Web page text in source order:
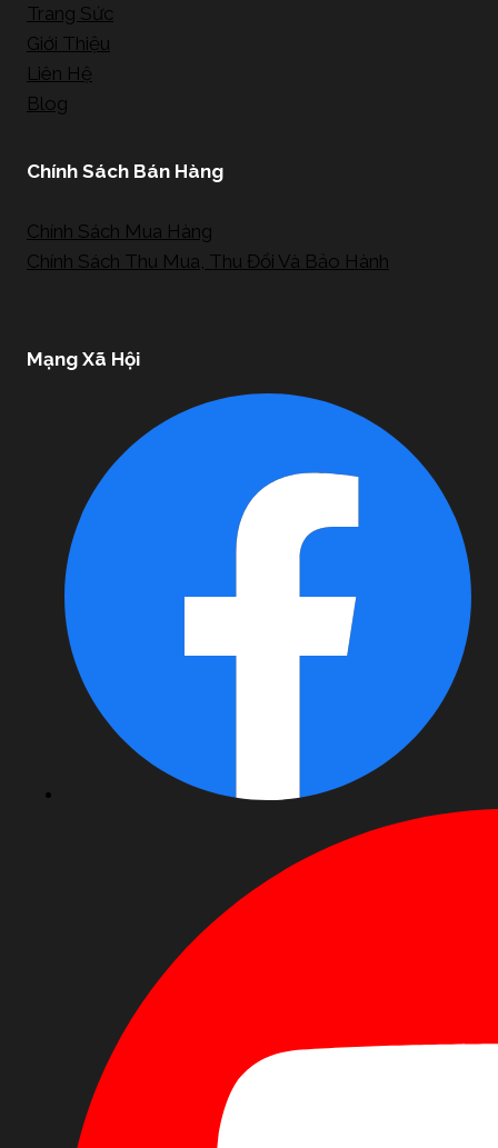
Trang Sức
Giới Thiệu
Liên Hệ
Blog
Chính Sách Bán Hàng
Chính Sách Mua Hàng
Chính Sách Thu Mua, Thu Đổi Và Bảo Hành
Mạng Xã Hội